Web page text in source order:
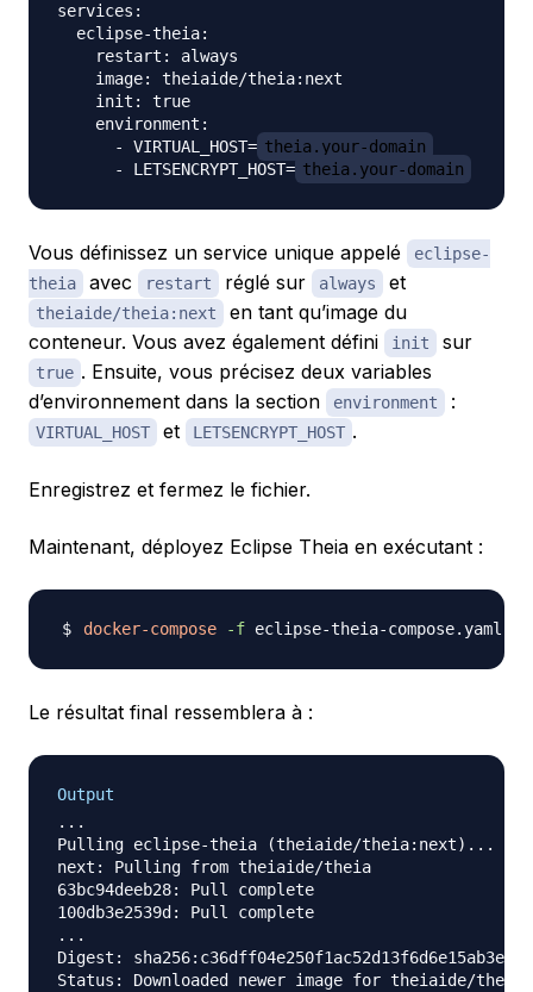
services:
  eclipse-theia:
    restart: always
    image: theiaide/theia:next
    init: true
    environment:
      - VIRTUAL_HOST=
theia.your-domain
      - LETSENCRYPT_HOST=
theia.your-domain
Vous définissez un service unique appelé
eclipse-
theia
avec restart réglé sur always et
theiaide/theia:next
en tant qu’image du
conteneur. Vous avez également défini
init sur
true . Ensuite, vous précisez deux variables
d’environnement dans la section
environment :
VIRTUAL_HOST et LETSENCRYPT_HOST .
Enregistrez et fermez le fichier.
Maintenant, déployez Eclipse Theia en exécutant :
docker-compose -f eclipse-theia-compose.yaml
Le résultat final ressemblera à :
Output
...
Pulling eclipse-theia (theiaide/theia:next)...
next: Pulling from theiaide/theia
63bc94deeb28: Pull complete
100db3e2539d: Pull complete
...
Digest:
Status: Downloaded newer image for theiaide/